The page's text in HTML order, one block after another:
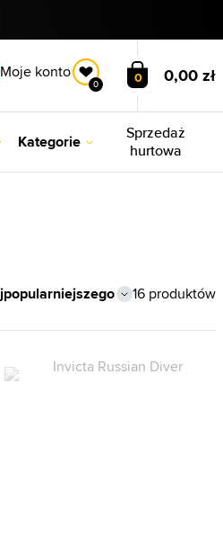
Moje konto
0 0 0,00 zł
Kategorie
Sprzedaż
hurtowa
16 produktów